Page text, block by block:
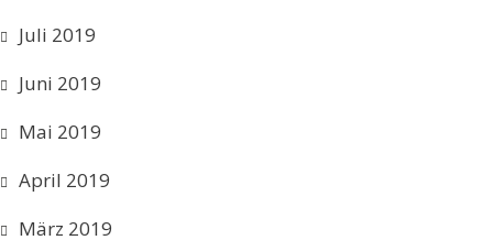
Juli 2019
Juni 2019
Mai 2019
April 2019
März 2019